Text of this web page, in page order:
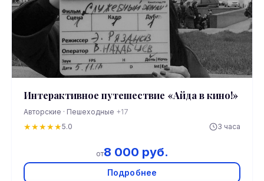
Интерактивное путешествие «Айда в кино!»
Авторские · Пешеходные +17
★★★★★5.0 3 часа
от8 000 руб.
Подробнее